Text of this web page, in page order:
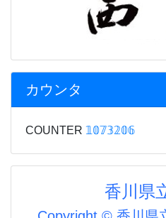
カウンタ
COUNTER 𝟙𝟘𝟟𝟛𝟚𝟘𝟞
香川県